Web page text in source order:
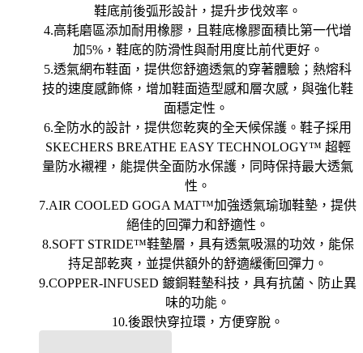
鞋底前後弧形設計，提升步伐效率。
4.高耗磨區添加耐用橡膠，且鞋底橡膠面積比第一代增
加5%，鞋底的防滑性與耐用度比前代更好。
5.透氣網布鞋面，提供您舒適透氣的穿著體驗；熱熔科
技的速度感飾條，增加鞋面造型感和層次感，與強化鞋
面穩定性。
6.全防水的設計，提供您乾爽的全天候保護。鞋子採用
SKECHERS BREATHE EASY TECHNOLOGY™ 超輕
量防水襯裡，能提供全面防水保護，同時保持最大透氣
性。
7.AIR COOLED GOGA MAT™加強透氣瑜珈鞋墊，提供
絕佳的回彈力和舒適性。
8.SOFT STRIDE™鞋墊層，具有透氣吸濕的功效，能保
持足部乾爽，並提供額外的舒適緩衝回彈力。
9.COPPER-INFUSED 鍍銅鞋墊科技，具有抗菌、防止異
味的功能。
10.後跟快穿拉環，方便穿脫。